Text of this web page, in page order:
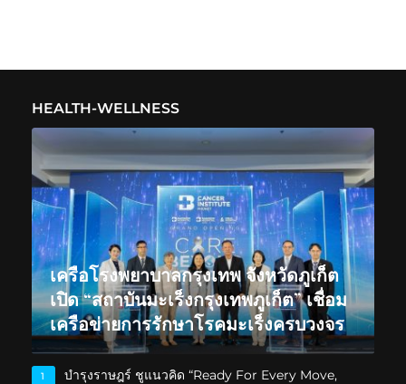
HEALTH-WELLNESS
เครือโรงพยาบาลกรุงเทพ จังหวัดภูเก็ต
เปิด “สถาบันมะเร็งกรุงเทพภูเก็ต” เชื่อม
เครือข่ายการรักษาโรคมะเร็งครบวงจร
1
บำรุงราษฎร์ ชูแนวคิด “Ready For Every Move,